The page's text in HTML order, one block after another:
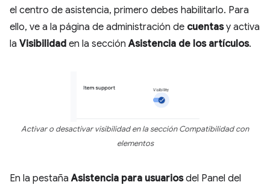
el centro de asistencia, primero debes habilitarlo. Para
ello, ve a la página de administración de cuentasy activa
la Visibilidad en la secciónAsistencia de los artículos.
Activar o desactivar visibilidad en la sección Compatibilidad con
elementos
En la pestañaAsistencia para usuariosdel Panel del